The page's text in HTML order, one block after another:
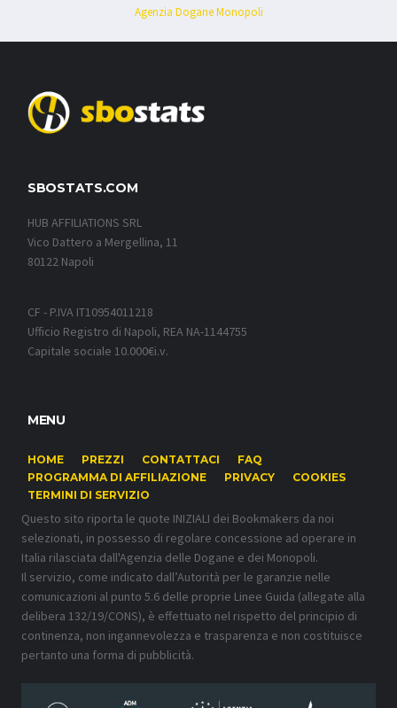
Agenzia Dogane Monopoli
SBOSTATS.COM
HUB AFFILIATIONS SRL
Vico Dattero a Mergellina, 11
80122 Napoli
CF - P.IVA IT10954011218
Ufficio Registro di Napoli, REA NA-1144755
Capitale sociale 10.000€i.v.
MENU
HOME PREZZI CONTATTACI
FAQ
PROGRAMMA DI AFFILIAZIONE
PRIVACY
COOKIES
TERMINI DI SERVIZIO
Questo sito riporta le quote INIZIALI dei Bookmakers da noi
selezionati, in possesso di regolare concessione ad operare in
Italia rilasciata dall'Agenzia delle Dogane e dei Monopoli.
Il servizio, come indicato dall’Autorità per le garanzie nelle
comunicazioni al punto 5.6 delle proprie Linee Guida (allegate alla
delibera 132/19/CONS), è effettuato nel rispetto del principio di
continenza, non ingannevolezza e trasparenza e non costituisce
pertanto una forma di pubblicità.